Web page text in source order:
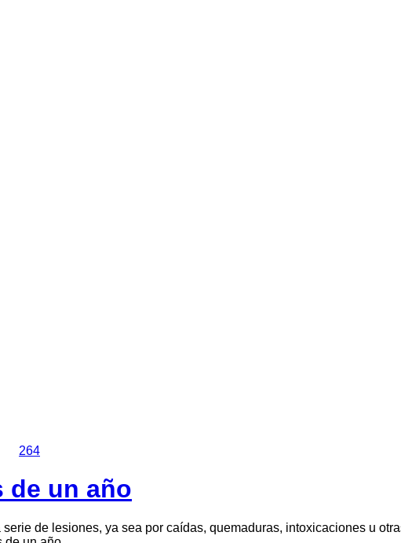
264
de un año
de lesiones, ya sea por caídas, quemaduras, intoxicaciones u